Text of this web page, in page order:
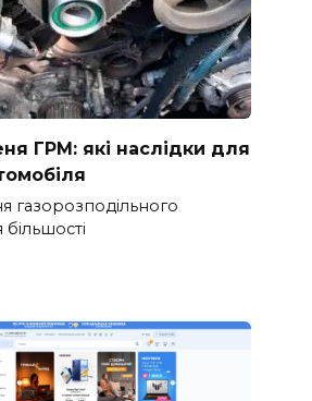
ГРМ: які наслідки для
газорозподільного